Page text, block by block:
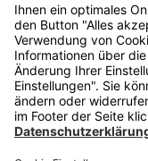
W&W Gruppe
OLB Bank
Makler
Impressum
Datenschutz
Rechtliche Hinweise